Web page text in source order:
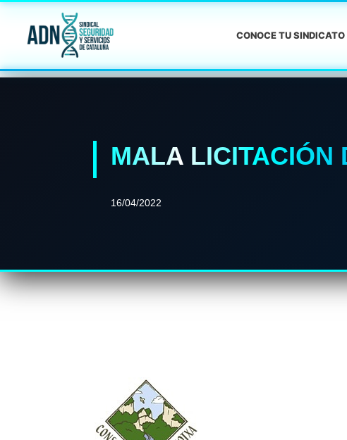
CONOCE TU SINDICATO
MALA LICITACIÓN
16/04/2022